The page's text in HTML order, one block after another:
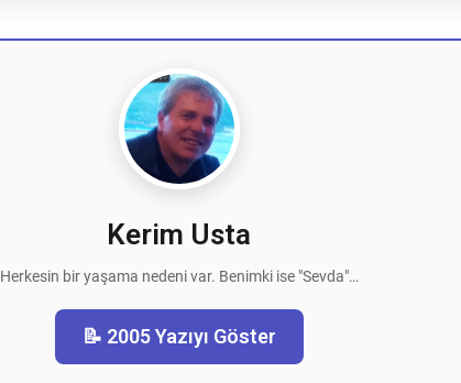
Kerim Usta
Herkesin bir yaşama nedeni var. Benimki ise "Sevda"…
📝 2005 Yazıyı Göster